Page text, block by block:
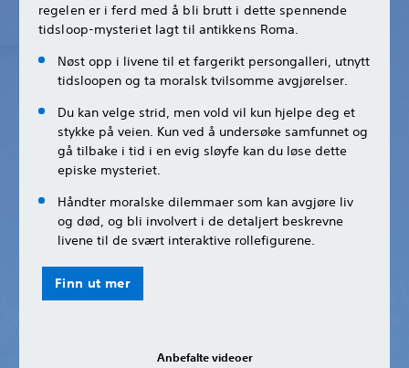
regelen er i ferd med å bli brutt i dette spennende
tidsloop-mysteriet lagt til antikkens Roma.
Nøst opp i livene til et fargerikt persongalleri, utnytt
tidsloopen og ta moralsk tvilsomme avgjørelser.
Du kan velge strid, men vold vil kun hjelpe deg et
stykke på veien. Kun ved å undersøke samfunnet og
gå tilbake i tid i en evig sløyfe kan du løse dette
episke mysteriet.
Håndter moralske dilemmaer som kan avgjøre liv
og død, og bli involvert i de detaljert beskrevne
livene til de svært interaktive rollefigurene.
Finn ut mer
Anbefalte videoer